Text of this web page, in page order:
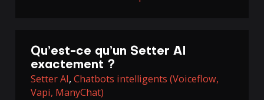
Qu’est-ce qu’un Setter AI
exactement ?
Setter AI,Chatbots intelligents (Voiceflow,
Vapi, ManyChat)